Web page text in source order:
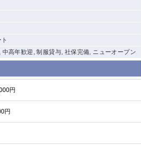
高年歓迎, 制服貸与, 社保完備, ニューオープン
円
円